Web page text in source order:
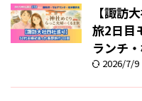
【諏訪
旅2日目
ランチ
2026/7/9